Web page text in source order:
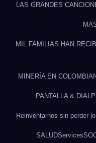
LAS GRANDES
MIL FAMILIAS HAN
MINERÍA EN COLOMBIA
PANTALLA & DIAL
Reinventarnos sin perder
SALUDServices